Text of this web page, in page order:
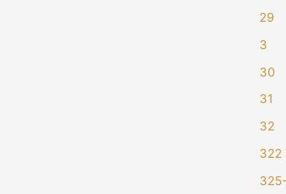
29
3
30
31
32
322